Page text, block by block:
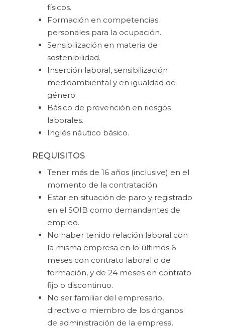
físicos.
Formación en competencias
personales para la ocupación.
Sensibilización en materia de
sostenibilidad.
Inserción laboral, sensibilización
medioambiental y en igualdad de
género.
Básico de prevención en riesgos
laborales.
Inglés náutico básico.
REQUISITOS
Tener más de 16 años (inclusive) en el
momento de la contratación.
Estar en situación de paro y registrado
en el SOIB como demandantes de
empleo.
No haber tenido relación laboral con
la misma empresa en lo últimos 6
meses con contrato laboral o de
formación, y de 24 meses en contrato
fijo o discontinuo.
No ser familiar del empresario,
directivo o miembro de los órganos
de administración de la empresa.